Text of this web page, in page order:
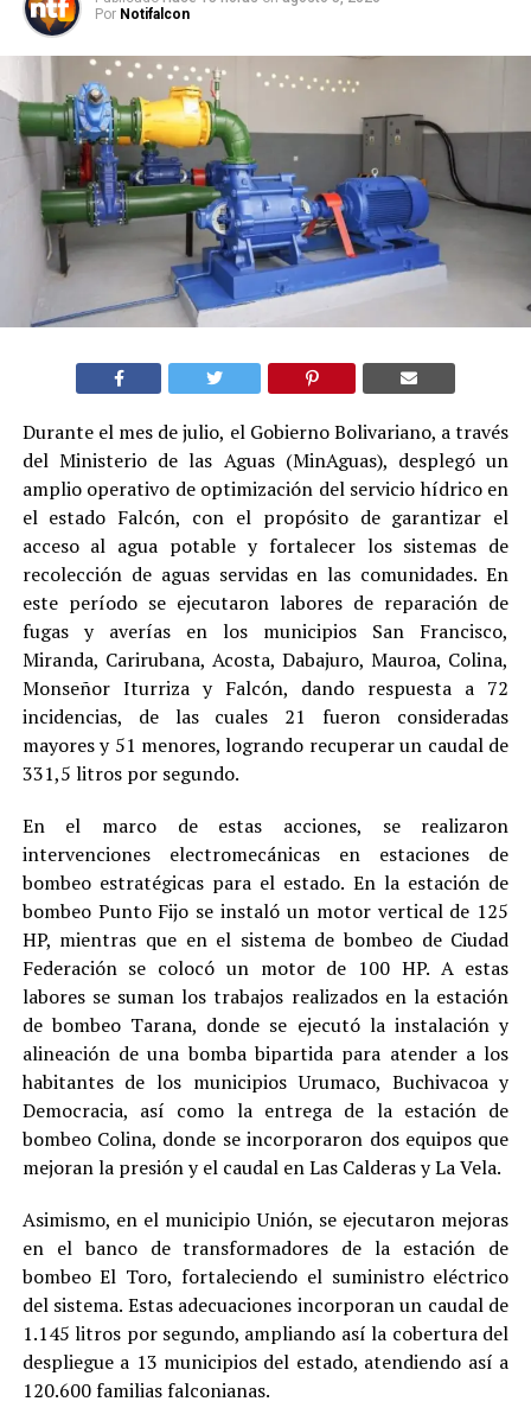
Por Notifalcon
Durante el mes de julio, el Gobierno Bolivariano, a través
del Ministerio de las Aguas (MinAguas), desplegó un
amplio operativo de optimización del servicio hídrico en
el estado Falcón, con el propósito de garantizar el
acceso al agua potable y fortalecer los sistemas de
recolección de aguas servidas en las comunidades. En
este período se ejecutaron labores de reparación de
fugas y averías en los municipios San Francisco,
Miranda, Carirubana, Acosta, Dabajuro, Mauroa, Colina,
Monseñor Iturriza y Falcón, dando respuesta a 72
incidencias, de las cuales 21 fueron consideradas
mayores y 51 menores, logrando recuperar un caudal de
331,5 litros por segundo.
En el marco de estas acciones, se realizaron
intervenciones electromecánicas en estaciones de
bombeo estratégicas para el estado. En la estación de
bombeo Punto Fijo se instaló un motor vertical de 125
HP, mientras que en el sistema de bombeo de Ciudad
Federación se colocó un motor de 100 HP. A estas
labores se suman los trabajos realizados en la estación
de bombeo Tarana, donde se ejecutó la instalación y
alineación de una bomba bipartida para atender a los
habitantes de los municipios Urumaco, Buchivacoa y
Democracia, así como la entrega de la estación de
bombeo Colina, donde se incorporaron dos equipos que
mejoran la presión y el caudal en Las Calderas y La Vela.
Asimismo, en el municipio Unión, se ejecutaron mejoras
en el banco de transformadores de la estación de
bombeo El Toro, fortaleciendo el suministro eléctrico
del sistema. Estas adecuaciones incorporan un caudal de
1.145 litros por segundo, ampliando así la cobertura del
despliegue a 13 municipios del estado, atendiendo así a
120.600 familias falconianas.